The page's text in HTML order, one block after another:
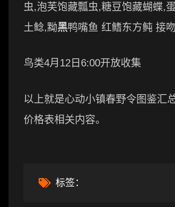
虫,泡芙饱藏瓢虫,糖豆饱藏蝴蝶,
土鲶,黝黑鸭嘴鱼 红鳍东方鲀 接
鸟类4月12日6:00开放收集
以上就是心动小镇春野令图鉴汇
价格表相关内容。
标签：